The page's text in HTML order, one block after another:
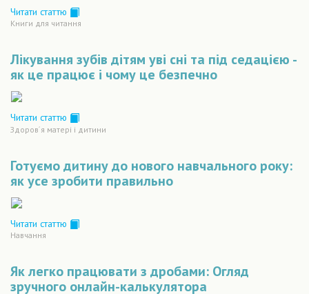
Читати статтю
Книги для читання
Лікування зубів дітям уві сні та під седацією -
як це працює і чому це безпечно
Читати статтю
Здоров´я матері і дитини
Готуємо дитину до нового навчального року:
як усе зробити правильно
Читати статтю
Навчання
Як легко працювати з дробами: Огляд
зручного онлайн-калькулятора